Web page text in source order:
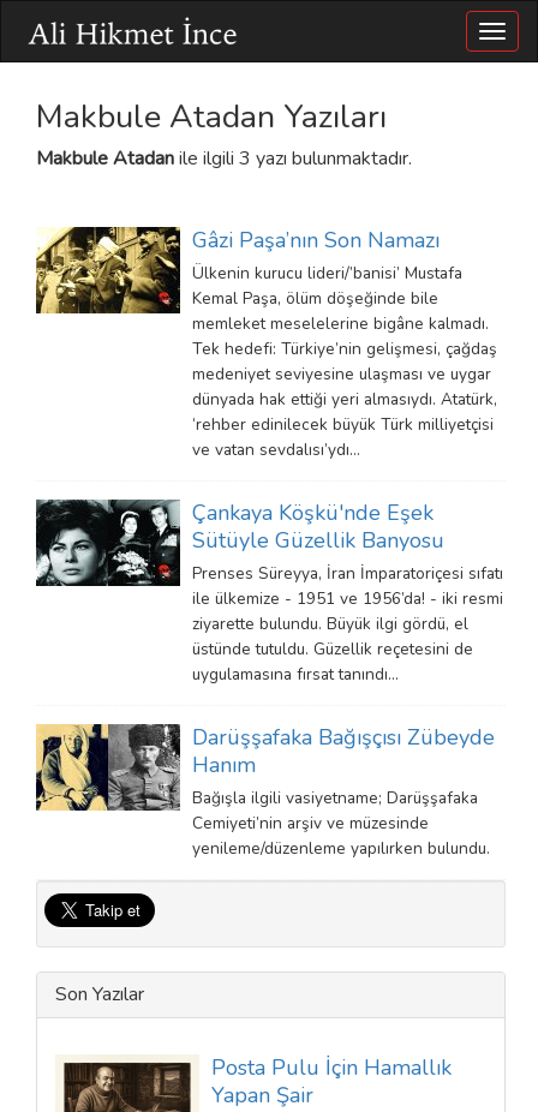
Makbule Atadan Yazıları
Makbule Atadanile ilgili 3 yazı bulunmaktadır.
Gâzi Paşa’nın Son Namazı
Ülkenin kurucu lideri/’banisi’ Mustafa
Kemal Paşa, ölüm döşeğinde bile
memleket meselelerine bigâne kalmadı.
Tek hedefi: Türkiye’nin gelişmesi, çağdaş
medeniyet seviyesine ulaşması ve uygar
dünyada hak ettiği yeri almasıydı. Atatürk,
‘rehber edinilecek büyük Türk milliyetçisi
ve vatan sevdalısı’ydı…
Çankaya Köşkü'nde Eşek
Sütüyle Güzellik Banyosu
Prenses Süreyya, İran İmparatoriçesi sıfatı
ile ülkemize - 1951 ve 1956’da! - iki resmi
ziyarette bulundu. Büyük ilgi gördü, el
üstünde tutuldu. Güzellik reçetesini de
uygulamasına fırsat tanındı…
Darüşşafaka Bağışçısı Zübeyde
Hanım
Bağışla ilgili vasiyetname; Darüşşafaka
Cemiyeti’nin arşiv ve müzesinde
yenileme/düzenleme yapılırken bulundu.
Son Yazılar
Posta Pulu İçin Hamallık
Yapan Şair